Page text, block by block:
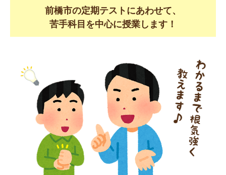
前橋市の定期テストにあわせて、
苦手科目を中心に授業します！